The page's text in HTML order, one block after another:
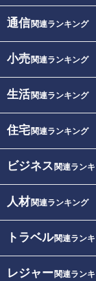
通信関連ランキング
小売関連ランキング
生活関連ランキング
住宅関連ランキング
ビジネス 関連ラン
人材関連ランキング
トラベル関連ラン
レジャー関連ラン